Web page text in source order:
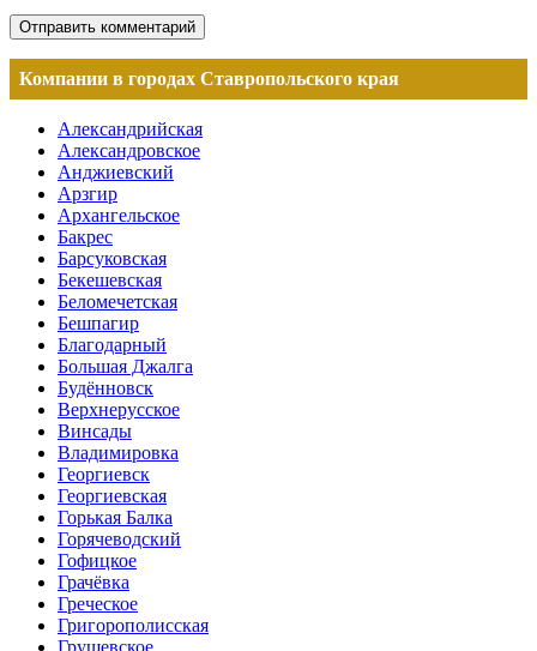
Компании в городах Ставропольского края
Александрийская
Александровское
Анджиевский
Арзгир
Архангельское
Бакрес
Барсуковская
Бекешевская
Беломечетская
Бешпагир
Благодарный
Большая Джалга
Будённовск
Верхнерусское
Винсады
Владимировка
Георгиевск
Георгиевская
Горькая Балка
Горячеводский
Гофицкое
Грачёвка
Греческое
Григорополисская